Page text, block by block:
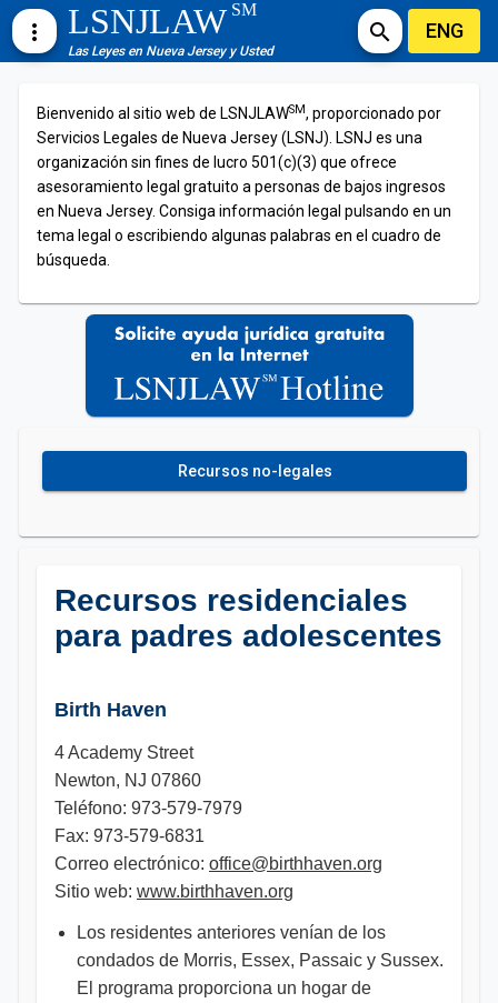
more_vert LSNJLAWSM
Las Leyes en Nueva Jersey y Usted
search ENG
Bienvenido al sitio web de LSNJLAWSM, proporcionado por
Servicios Legales de Nueva Jersey (LSNJ). LSNJ es una
organización sin fines de lucro 501(c)(3) que ofrece
asesoramiento legal gratuito a personas de bajos ingresos
en Nueva Jersey. Consiga información legal pulsando en un
tema legal o escribiendo algunas palabras en el cuadro de
búsqueda.
Recursos no-legales
Recursos residenciales
para padres adolescentes
Birth Haven
4 Academy Street
Newton, NJ 07860
Teléfono: 973-579-7979
Fax: 973-579-6831
Correo electrónico: office@birthhaven.org
Sitio web: www.birthhaven.org
Los residentes anteriores venían de los
condados de Morris, Essex, Passaic y Sussex.
El programa proporciona un hogar de